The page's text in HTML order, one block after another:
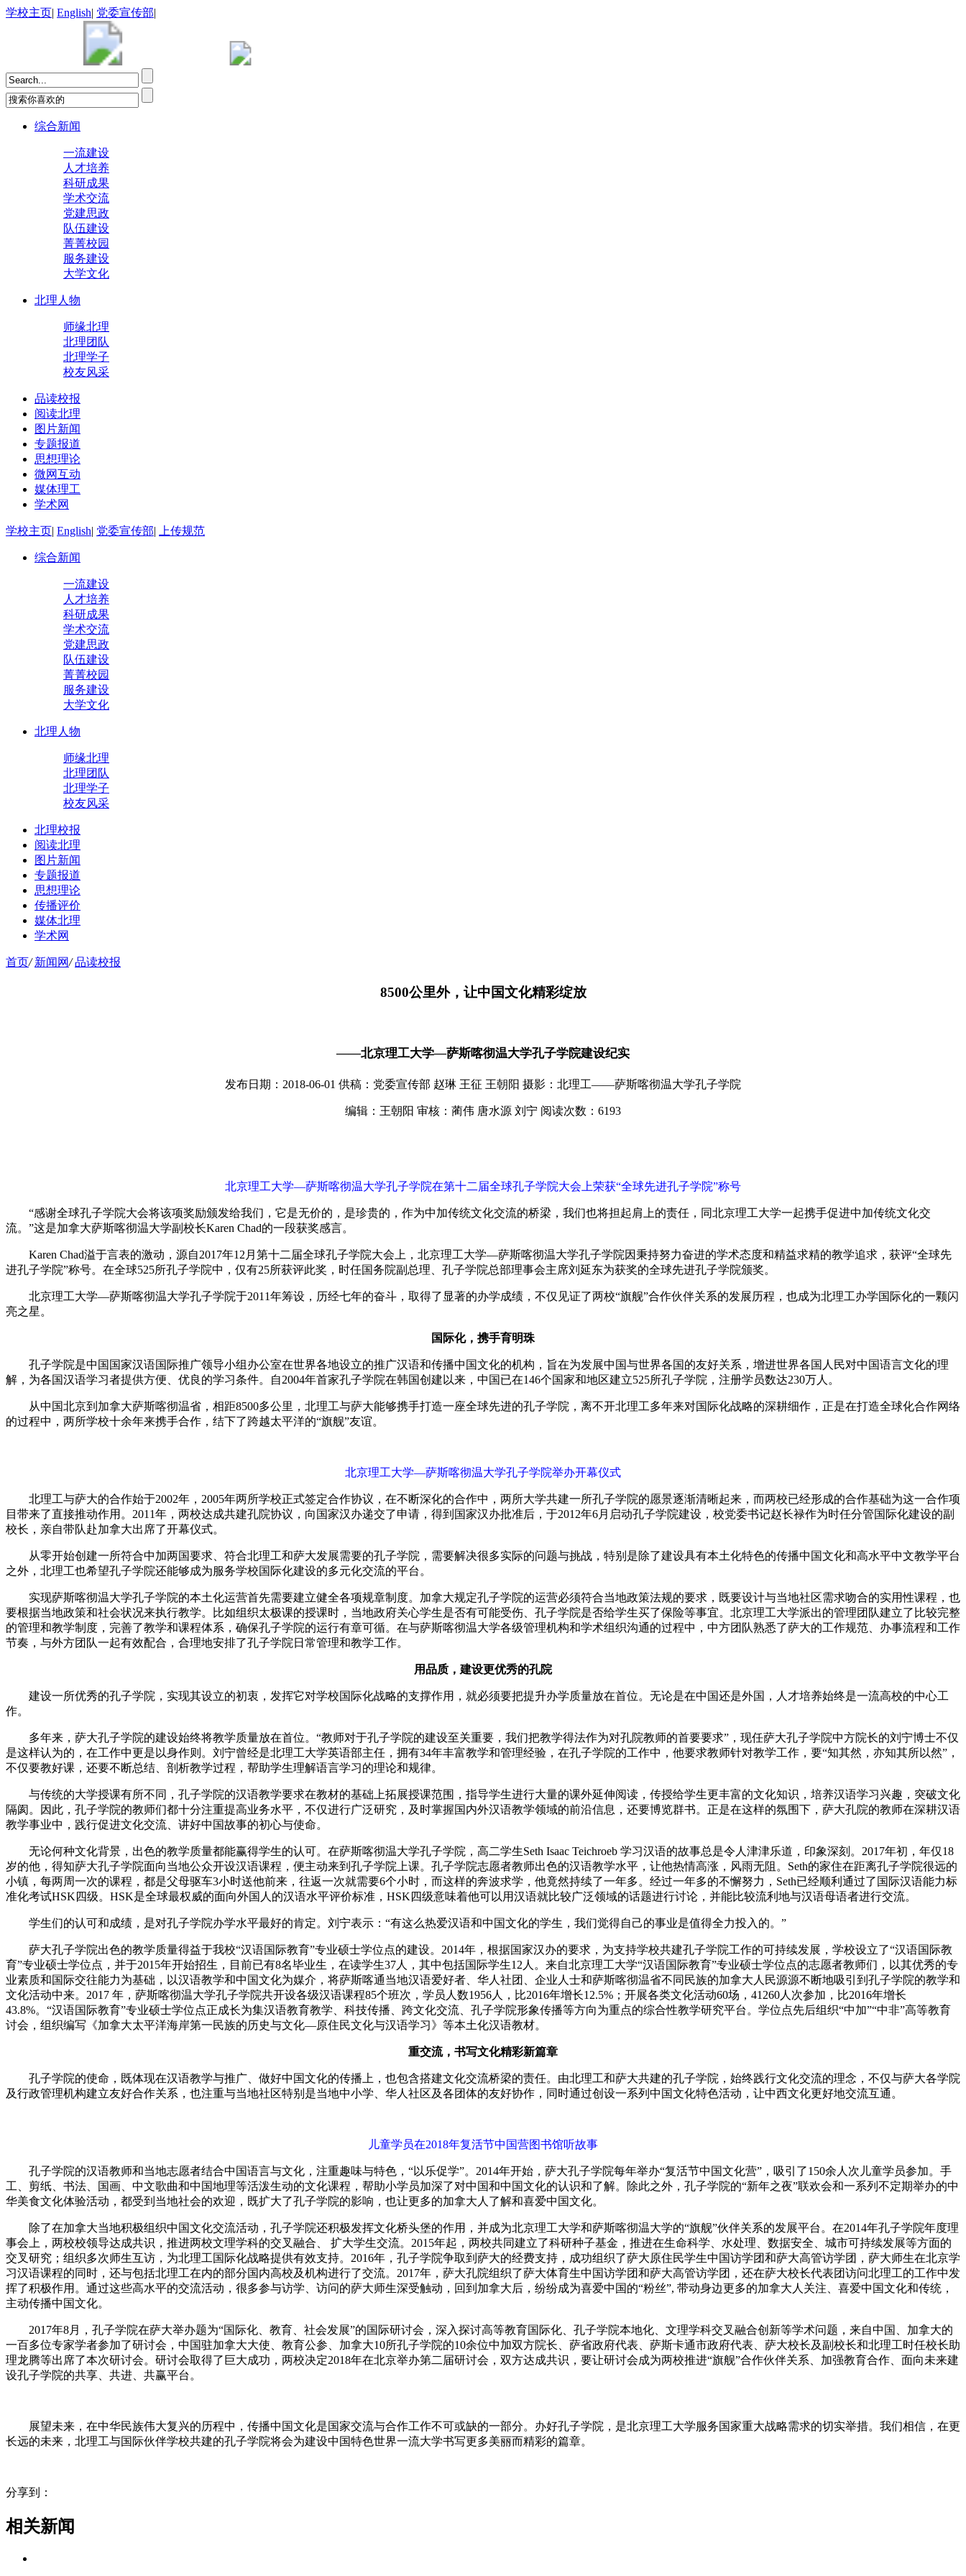
学校主页| English| 党委宣传部|
综合新闻
一流建设
人才培养
科研成果
学术交流
党建思政
队伍建设
菁菁校园
服务建设
大学文化
北理人物
师缘北理
北理团队
北理学子
校友风采
品读校报
阅读北理
图片新闻
专题报道
思想理论
微网互动
媒体理工
学术网
学校主页| English| 党委宣传部| 上传规范
综合新闻
一流建设
人才培养
科研成果
学术交流
党建思政
队伍建设
菁菁校园
服务建设
大学文化
北理人物
师缘北理
北理团队
北理学子
校友风采
北理校报
阅读北理
图片新闻
专题报道
思想理论
传播评价
媒体北理
学术网
首页/ 新闻网/ 品读校报
8500公里外，让中国文化精彩绽放
——北京理工大学—萨斯喀彻温大学孔子学院建设纪实
发布日期：2018-06-01 供稿：党委宣传部 赵琳 王征 王朝阳 摄影：北理工——萨斯喀彻温大学孔子学院
编辑：王朝阳 审核：蔺伟 唐水源 刘宁 阅读次数： 6193
北京理工大学—萨斯喀彻温大学孔子学院在第十二届全球孔子学院大会上荣获“全球先进孔子学院”称号
“感谢全球孔子学院大会将该项奖励颁发给我们，它是无价的，是珍贵的，作为中加传统文化交流的桥梁，我们也将担起肩上的责任，同北京理工大学一起携手促进中加传统文化交
流。”这是加拿大萨斯喀彻温大学副校长Karen Chad的一段获奖感言。
Karen Chad溢于言表的激动，源自2017年12月第十二届全球孔子学院大会上，北京理工大学—萨斯喀彻温大学孔子学院因秉持努力奋进的学术态度和精益求精的教学追求，获评“全球先
进孔子学院”称号。在全球525所孔子学院中，仅有25所获评此奖，时任国务院副总理、孔子学院总部理事会主席刘延东为获奖的全球先进孔子学院颁奖。
北京理工大学—萨斯喀彻温大学孔子学院于2011年筹设，历经七年的奋斗，取得了显著的办学成绩，不仅见证了两校“旗舰”合作伙伴关系的发展历程，也成为北理工办学国际化的一颗闪
亮之星。
国际化，携手育明珠
孔子学院是中国国家汉语国际推广领导小组办公室在世界各地设立的推广汉语和传播中国文化的机构，旨在为发展中国与世界各国的友好关系，增进世界各国人民对中国语言文化的理
解，为各国汉语学习者提供方便、优良的学习条件。自2004年首家孔子学院在韩国创建以来，中国已在146个国家和地区建立525所孔子学院，注册学员数达230万人。
从中国北京到加拿大萨斯喀彻温省，相距8500多公里，北理工与萨大能够携手打造一座全球先进的孔子学院，离不开北理工多年来对国际化战略的深耕细作，正是在打造全球化合作网络
的过程中，两所学校十余年来携手合作，结下了跨越太平洋的“旗舰”友谊。
北京理工大学—萨斯喀彻温大学孔子学院举办开幕仪式
北理工与萨大的合作始于2002年，2005年两所学校正式签定合作协议，在不断深化的合作中，两所大学共建一所孔子学院的愿景逐渐清晰起来，而两校已经形成的合作基础为这一合作项
目带来了直接推动作用。2011年，两校达成共建孔院协议，向国家汉办递交了申请，得到国家汉办批准后，于2012年6月启动孔子学院建设，校党委书记赵长禄作为时任分管国际化建设的副
校长，亲自带队赴加拿大出席了开幕仪式。
从零开始创建一所符合中加两国要求、符合北理工和萨大发展需要的孔子学院，需要解决很多实际的问题与挑战，特别是除了建设具有本土化特色的传播中国文化和高水平中文教学平台
之外，北理工也希望孔子学院还能够成为服务学校国际化建设的多元化交流的平台。
实现萨斯喀彻温大学孔子学院的本土化运营首先需要建立健全各项规章制度。加拿大规定孔子学院的运营必须符合当地政策法规的要求，既要设计与当地社区需求吻合的实用性课程，也
要根据当地政策和社会状况来执行教学。比如组织太极课的授课时，当地政府关心学生是否有可能受伤、孔子学院是否给学生买了保险等事宜。北京理工大学派出的管理团队建立了比较完整
的管理和教学制度，完善了教学和课程体系，确保孔子学院的运行有章可循。在与萨斯喀彻温大学各级管理机构和学术组织沟通的过程中，中方团队熟悉了萨大的工作规范、办事流程和工作
节奏，与外方团队一起有效配合，合理地安排了孔子学院日常管理和教学工作。
用品质，建设更优秀的孔院
建设一所优秀的孔子学院，实现其设立的初衷，发挥它对学校国际化战略的支撑作用，就必须要把提升办学质量放在首位。无论是在中国还是外国，人才培养始终是一流高校的中心工
作。
多年来，萨大孔子学院的建设始终将教学质量放在首位。“教师对于孔子学院的建设至关重要，我们把教学得法作为对孔院教师的首要要求”，现任萨大孔子学院中方院长的刘宁博士不仅
是这样认为的，在工作中更是以身作则。刘宁曾经是北理工大学英语部主任，拥有34年丰富教学和管理经验，在孔子学院的工作中，他要求教师针对教学工作，要“知其然，亦知其所以然”，
不仅要教好课，还要不断总结、剖析教学过程，帮助学生理解语言学习的理论和规律。
与传统的大学授课有所不同，孔子学院的汉语教学要求在教材的基础上拓展授课范围，指导学生进行大量的课外延伸阅读，传授给学生更丰富的文化知识，培养汉语学习兴趣，突破文化
隔阂。因此，孔子学院的教师们都十分注重提高业务水平，不仅进行广泛研究，及时掌握国内外汉语教学领域的前沿信息，还要博览群书。正是在这样的氛围下，萨大孔院的教师在深耕汉语
教学事业中，践行促进文化交流、讲好中国故事的初心与使命。
无论何种文化背景，出色的教学质量都能赢得学生的认可。在萨斯喀彻温大学孔子学院，高二学生Seth Isaac Teichroeb 学习汉语的故事总是令人津津乐道，印象深刻。2017年初，年仅18
岁的他，得知萨大孔子学院面向当地公众开设汉语课程，便主动来到孔子学院上课。孔子学院志愿者教师出色的汉语教学水平，让他热情高涨，风雨无阻。Seth的家住在距离孔子学院很远的
小镇，每两周一次的课程，都是父母驱车3小时送他前来，往返一次就需要6个小时，而这样的奔波求学，他竟然持续了一年多。经过一年多的不懈努力，Seth已经顺利通过了国际汉语能力标
准化考试HSK四级。HSK是全球最权威的面向外国人的汉语水平评价标准，HSK四级意味着他可以用汉语就比较广泛领域的话题进行讨论，并能比较流利地与汉语母语者进行交流。
学生们的认可和成绩，是对孔子学院办学水平最好的肯定。刘宁表示：“有这么热爱汉语和中国文化的学生，我们觉得自己的事业是值得全力投入的。”
萨大孔子学院出色的教学质量得益于我校“汉语国际教育”专业硕士学位点的建设。2014年，根据国家汉办的要求，为支持学校共建孔子学院工作的可持续发展，学校设立了“汉语国际教
育”专业硕士学位点，并于2015年开始招生，目前已有8名毕业生，在读学生37人，其中包括国际学生12人。来自北京理工大学“汉语国际教育”专业硕士学位点的志愿者教师们，以其优秀的专
业素质和国际交往能力为基础，以汉语教学和中国文化为媒介，将萨斯喀通当地汉语爱好者、华人社团、企业人士和萨斯喀彻温省不同民族的加拿大人民源源不断地吸引到孔子学院的教学和
文化活动中来。2017 年，萨斯喀彻温大学孔子学院共开设各级汉语课程85个班次，学员人数1956人，比2016年增长12.5%；开展各类文化活动60场，41260人次参加，比2016年增长
43.8%。“汉语国际教育”专业硕士学位点正成长为集汉语教育教学、科技传播、跨文化交流、孔子学院形象传播等方向为重点的综合性教学研究平台。学位点先后组织“中加”“中非”高等教育
讨会，组织编写《加拿大太平洋海岸第一民族的历史与文化—原住民文化与汉语学习》等本土化汉语教材。
重交流，书写文化精彩新篇章
孔子学院的使命，既体现在汉语教学与推广、做好中国文化的传播上，也包含搭建文化交流桥梁的责任。由北理工和萨大共建的孔子学院，始终践行文化交流的理念，不仅与萨大各学院
及行政管理机构建立友好合作关系，也注重与当地社区特别是当地中小学、华人社区及各团体的友好协作，同时通过创设一系列中国文化特色活动，让中西文化更好地交流互通。
儿童学员在2018年复活节中国营图书馆听故事
孔子学院的汉语教师和当地志愿者结合中国语言与文化，注重趣味与特色，“以乐促学”。2014年开始，萨大孔子学院每年举办“复活节中国文化营”，吸引了150余人次儿童学员参加。手
工、剪纸、书法、国画、中文歌曲和中国地理等活泼生动的文化课程，帮助小学员加深了对中国和中国文化的认识和了解。除此之外，孔子学院的“新年之夜”联欢会和一系列不定期举办的中
华美食文化体验活动，都受到当地社会的欢迎，既扩大了孔子学院的影响，也让更多的加拿大人了解和喜爱中国文化。
除了在加拿大当地积极组织中国文化交流活动，孔子学院还积极发挥文化桥头堡的作用，并成为北京理工大学和萨斯喀彻温大学的“旗舰”伙伴关系的发展平台。在2014年孔子学院年度理
事会上，两校校领导达成共识，推进两校文理学科的交叉融合、 扩大学生交流。2015年起，两校共同建立了科研种子基金，推进在生命科学、水处理、数据安全、城市可持续发展等方面的
交叉研究；组织多次师生互访，为北理工国际化战略提供有效支持。2016年，孔子学院争取到萨大的经费支持，成功组织了萨大原住民学生中国访学团和萨大高管访学团，萨大师生在北京学
习汉语课程的同时，还与包括北理工在内的部分国内高校及机构进行了交流。2017年，萨大孔院组织了萨大体育生中国访学团和萨大高管访学团，还在萨大校长代表团访问北理工的工作中发
挥了积极作用。通过这些高水平的交流活动，很多参与访学、访问的萨大师生深受触动，回到加拿大后，纷纷成为喜爱中国的“粉丝”, 带动身边更多的加拿大人关注、喜爱中国文化和传统，
主动传播中国文化。
2017年8月，孔子学院在萨大举办题为“国际化、教育、社会发展”的国际研讨会，深入探讨高等教育国际化、孔子学院本地化、文理学科交叉融合创新等学术问题，来自中国、加拿大的
一百多位专家学者参加了研讨会，中国驻加拿大大使、教育公参、加拿大10所孔子学院的10余位中加双方院长、萨省政府代表、萨斯卡通市政府代表、萨大校长及副校长和北理工时任校长助
理龙腾等出席了本次研讨会。研讨会取得了巨大成功，两校决定2018年在北京举办第二届研讨会，双方达成共识，要让研讨会成为两校推进“旗舰”合作伙伴关系、加强教育合作、面向未来建
设孔子学院的共享、共进、共赢平台。
展望未来，在中华民族伟大复兴的历程中，传播中国文化是国家交流与合作工作不可或缺的一部分。办好孔子学院，是北京理工大学服务国家重大战略需求的切实举措。我们相信，在更
长远的未来，北理工与国际伙伴学校共建的孔子学院将会为建设中国特色世界一流大学书写更多美丽而精彩的篇章。
分享到：
相关新闻